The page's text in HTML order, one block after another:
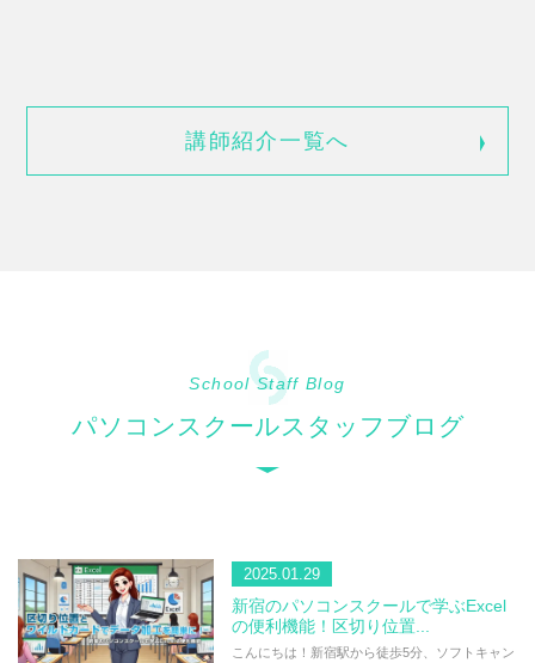
講師紹介一覧へ
School Staff Blog
パソコンスクールスタッフブログ
2025.01.29
新宿のパソコンスクールで学ぶExcel
の便利機能！区切り位置...
こんにちは！新宿駅から徒歩5分、ソフトキャン